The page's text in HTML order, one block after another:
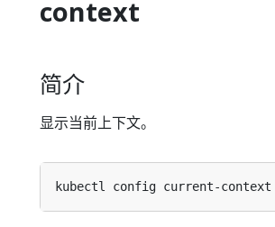
context
简介
显示当前上下文。
kubectl config current-context